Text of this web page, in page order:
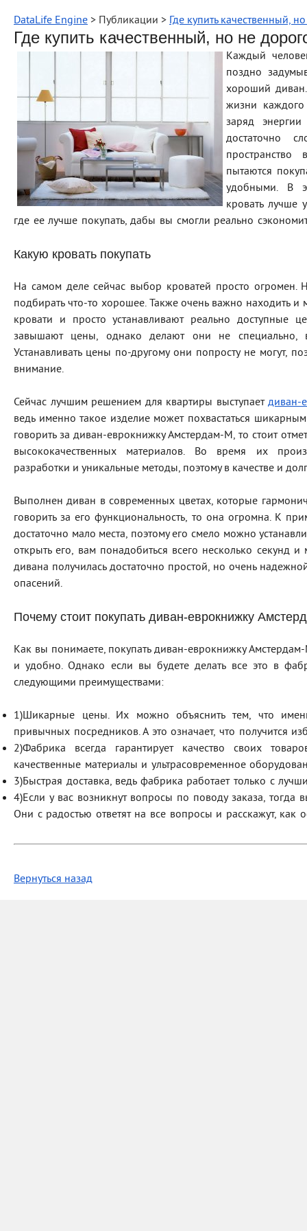
DataLife Engine > Публикации > Где купить качественный,
Где купить качественный, но не
Каждый
поздно
хороший
жизни
заряд
достаточно
пытаются
удобными. В
кровать лучше
где ее лучше покупать, дабы вы смогли реально
Какую кровать покупать
На самом деле сейчас выбор кроватей просто огромен.
подбирать что-то хорошее. Также очень важно находить
кровати и просто устанавливают реально доступные
завышают цены, однако делают они не специально,
Устанавливать цены по-другому они попросту не могут,
внимание.
Сейчас лучшим решением для квартиры выступаетдиван-
ведь именно такое изделие может похвастаться
говорить за диван-еврокнижку Амстердам-М, то стоит
высококачественных материалов. Во время их
разработки и уникальные методы, поэтому в качестве и
Выполнен диван в современных цветах, которые
говорить за его функциональность, то она огромна. К
достаточно мало места, поэтому его смело можно
открыть его, вам понадобиться всего несколько секунд
дивана получилась достаточно простой, но очень
опасений.
Почему стоит покупать диван-еврокнижку
Как вы понимаете, покупать диван-еврокнижку
и удобно. Однако если вы будете делать все это в
следующими преимуществами:
1)Шикарные цены. Их можно объяснить тем, что
привычных посредников. А это означает, что получится
2)Фабрика всегда гарантирует качество своих
качественные материалы и ультрасовременное
3)Быстрая доставка, ведь фабрика работает только с
4)Если у вас возникнут вопросы по поводу заказа, тогда
Они с радостью ответят на все вопросы и расскажут, как
Вернуться назад